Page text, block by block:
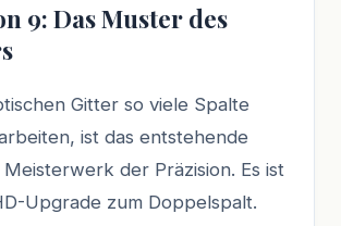
9: Das Muster des
Gitter so viele Spalte
ist das entstehende
der Präzision. Es ist
Upgrade zum Doppelspalt.